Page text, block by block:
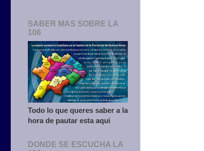
SABER MAS SOBRE LA
106
Todo lo que queres saber a la
hora de pautar esta aqui
DONDE SE ESCUCHA LA